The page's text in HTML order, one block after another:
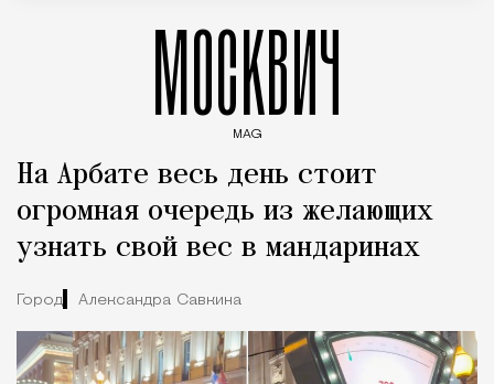
МОСКВИЧ
MAG
На Арбате весь день стоит
огромная очередь из желающих
узнать свой вес в мандаринах
Город Александра Савкина